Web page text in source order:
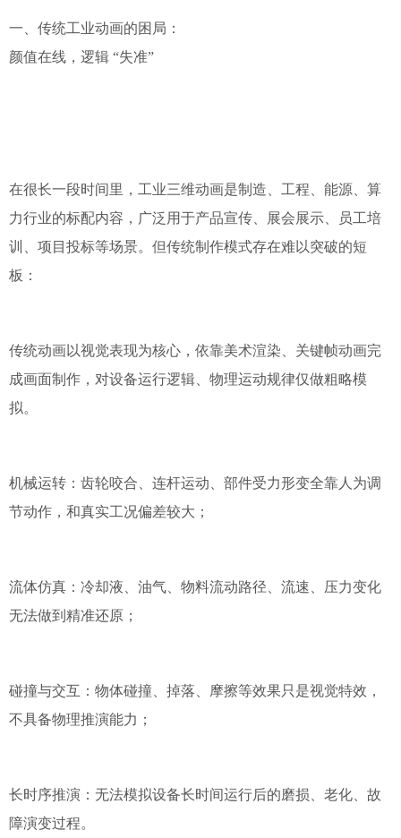
一、传统工业动画的困局：
颜值在线，逻辑 “失准”
在很长一段时间里，工业三维动画是制造、工程、能源、算
力行业的标配内容，广泛用于产品宣传、展会展示、员工培
训、项目投标等场景。但传统制作模式存在难以突破的短
板：
传统动画以视觉表现为核心，依靠美术渲染、关键帧动画完
成画面制作，对设备运行逻辑、物理运动规律仅做粗略模
拟。
机械运转：齿轮咬合、连杆运动、部件受力形变全靠人为调
节动作，和真实工况偏差较大；
流体仿真：冷却液、油气、物料流动路径、流速、压力变化
无法做到精准还原；
碰撞与交互：物体碰撞、掉落、摩擦等效果只是视觉特效，
不具备物理推演能力；
长时序推演：无法模拟设备长时间运行后的磨损、老化、故
障演变过程。